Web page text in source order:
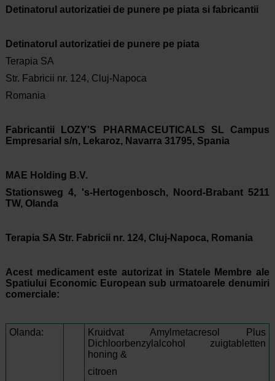
Detinatorul autorizatiei de punere pe piata si fabricantii
Detinatorul autorizatiei de punere pe piata
Terapia SA
Str. Fabricii nr. 124, Cluj-Napoca
Romania
Fabricantii
LOZY'S PHARMACEUTICALS SL Campus
Empresarial s/n, Lekaroz, Navarra 31795, Spania
MAE Holding B.V.
Stationsweg 4, 's-Hertogenbosch, Noord-Brabant 5211
TW, Olanda
Terapia SA Str. Fabricii nr. 124, Cluj-Napoca, Romania
Acest medicament este autorizat in Statele Membre ale
Spatiului Economic European sub urmatoarele denumiri
comerciale:
Olanda:
Kruidvat Amylmetacresol Plus
Dichloorbenzylalcohol zuigtabletten
honing &
citroen